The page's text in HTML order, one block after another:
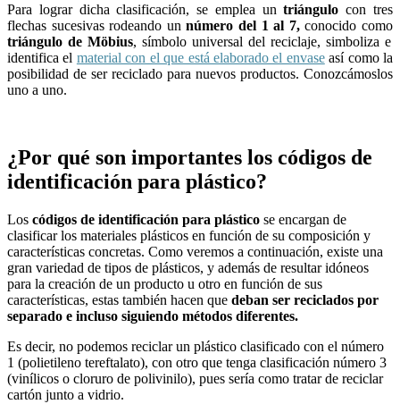
Para lograr dicha clasificación, se emplea untriángulo con tres
flechas sucesivas rodeando unnúmero del 1 al 7,conocido como
triángulo de Möbius, símbolo universal del reciclaje, simboliza e
identifica el material con el que está elaborado el envaseasí como la
posibilidad de ser reciclado para nuevos productos. Conozcámoslos
uno a uno.
¿Por qué son importantes los códigos de
identificación para plástico?
Los códigos de identificación para plástico se encargan de
clasificar los materiales plásticos en función de su composición y
características concretas. Como veremos a continuación, existe una
gran variedad de tipos de plásticos, y además de resultar idóneos
para la creación de un producto u otro en función de sus
características, estas también hacen que deban ser reciclados por
separado e incluso siguiendo métodos diferentes.
Es decir, no podemos reciclar un plástico clasificado con el número
1 (polietileno tereftalato), con otro que tenga clasificación número 3
(vinílicos o cloruro de polivinilo), pues sería como tratar de reciclar
cartón junto a vidrio.